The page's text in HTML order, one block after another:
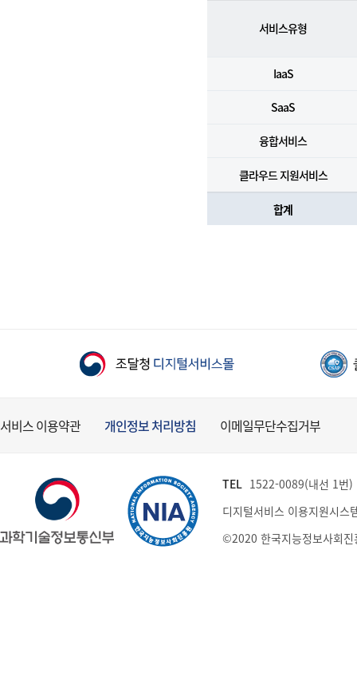
서비스유형
IaaS
SaaS
융합서비스
클라우드 지원서비스
합계
서비스 이용약관 개인정보 처리방침 이메일무단수집거부
TEL 1522-0089(내선 1번
디지털서비스 이용지원시스
©2020 한국지능정보사회진